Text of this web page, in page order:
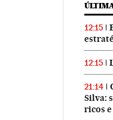
12:15
12:15
21:14
Silva:
ricos